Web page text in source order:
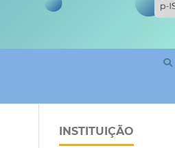
INSTITUIÇÃO